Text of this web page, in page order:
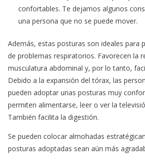
confortables. Te dejamos algunos
una persona que no se puede mover.
Además, estas posturas son ideales para
de problemas respiratorios. Favorecen la
musculatura abdominal y, por lo tanto,
Debido a la expansión del tórax, las
pueden adoptar unas posturas muy
permiten alimentarse, leer o ver la
También facilita la digestión.
Se pueden colocar almohadas
posturas adoptadas sean aún más